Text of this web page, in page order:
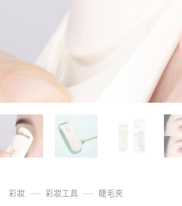
彩妝 彩妝工具
睫毛夾